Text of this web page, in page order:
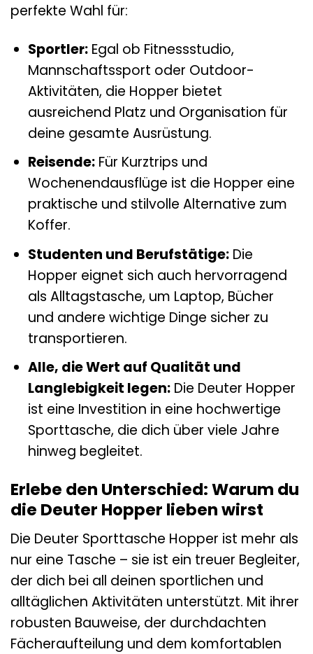
perfekte Wahl für:
Sportler:Egal ob Fitnessstudio,
Mannschaftssport oder Outdoor-
Aktivitäten, die Hopper bietet
ausreichend Platz und Organisation für
deine gesamte Ausrüstung.
Reisende:Für Kurztrips und
Wochenendausflüge ist die Hopper eine
praktische und stilvolle Alternative zum
Koffer.
Studenten und Berufstätige:Die
Hopper eignet sich auch hervorragend
als Alltagstasche, um Laptop, Bücher
und andere wichtige Dinge sicher zu
transportieren.
Alle, die Wert auf Qualität und
Langlebigkeit legen:Die Deuter Hopper
ist eine Investition in eine hochwertige
Sporttasche, die dich über viele Jahre
hinweg begleitet.
Erlebe den Unterschied: Warum du
die Deuter Hopper lieben wirst
Die Deuter Sporttasche Hopper ist mehr als
nur eine Tasche – sie ist ein treuer Begleiter,
der dich bei all deinen sportlichen und
alltäglichen Aktivitäten unterstützt. Mit ihrer
robusten Bauweise, der durchdachten
Fächeraufteilung und dem komfortablen